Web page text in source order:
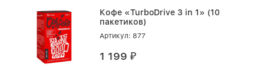
Кофе «TurboDrive 3 in 1» (10
пакетиков)
Артикул: 877
1 199₽